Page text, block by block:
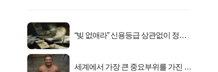
“빚 없애라” 신용등급 상관없이 정부
세계에서 가장 큰 중요부위를 가진 남